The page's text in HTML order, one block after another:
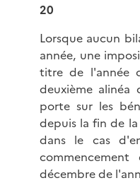
20
Lorsque aucun
année, une
titre de l'année
deuxième alinéa
porte sur les
depuis la fin de
dans le cas
décembre de